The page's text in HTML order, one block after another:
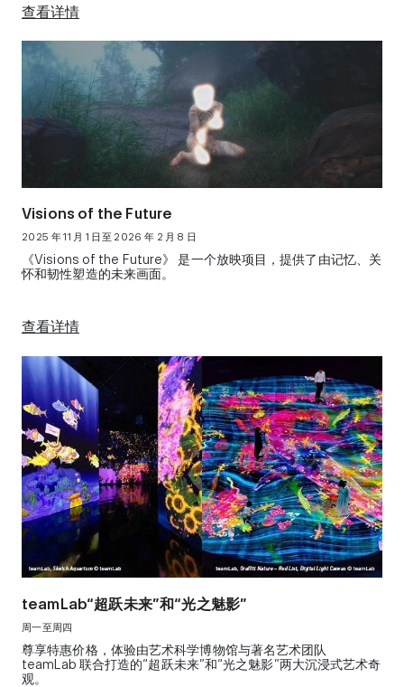
查看详情
Visions of the Future
2025 年 11 月 1 日至 2026 年 2 月 8 日
《Visions of the Future》 是一个放映项目，提供了由记忆、关
怀和韧性塑造的未来画面。
查看详情
teamLab“超跃未来”和“光之魅影”
周一至周四
尊享特惠价格，体验由艺术科学博物馆与著名艺术团队
teamLab 联合打造的“超跃未来”和“光之魅影”两大沉浸式艺术奇
观。